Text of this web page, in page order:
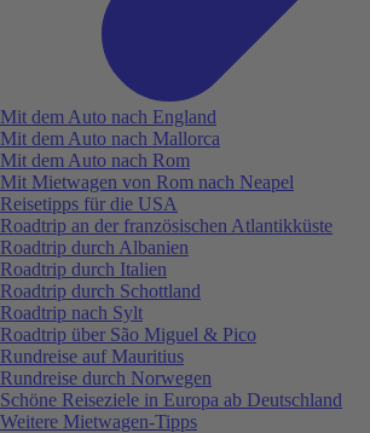
Mit dem Auto nach England
Mit dem Auto nach Mallorca
Mit dem Auto nach Rom
Mit Mietwagen von Rom nach Neapel
Reisetipps für die USA
Roadtrip an der französischen Atlantikküste
Roadtrip durch Albanien
Roadtrip durch Italien
Roadtrip durch Schottland
Roadtrip nach Sylt
Roadtrip über São Miguel & Pico
Rundreise auf Mauritius
Rundreise durch Norwegen
Schöne Reiseziele in Europa ab Deutschland
Weitere Mietwagen-Tipps